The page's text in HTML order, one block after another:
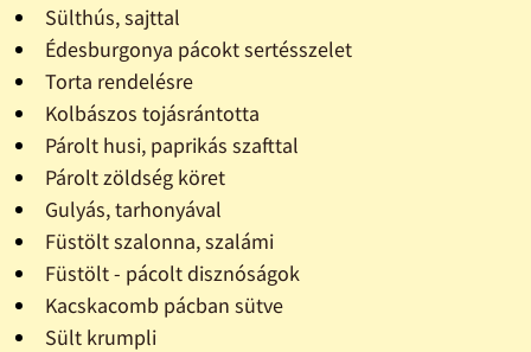
Sülthús, sajttal
Édesburgonya pácokt sertésszelet
Torta rendelésre
Kolbászos tojásrántotta
Párolt husi, paprikás szafttal
Párolt zöldség köret
Gulyás, tarhonyával
Füstölt szalonna, szalámi
Füstölt - pácolt disznóságok
Kacskacomb pácban sütve
Sült krumpli